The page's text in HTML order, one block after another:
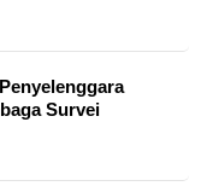
Survei